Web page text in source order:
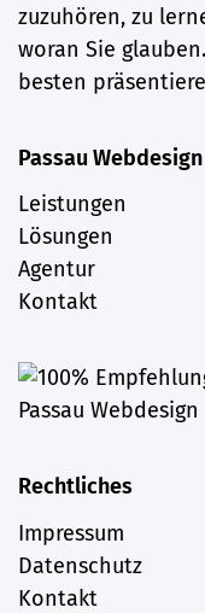
zuzuhören, zu
woran Sie
besten
Passau Webdesign
Leistungen
Lösungen
Agentur
Kontakt
Rechtliches
Impressum
Datenschutz
Kontakt